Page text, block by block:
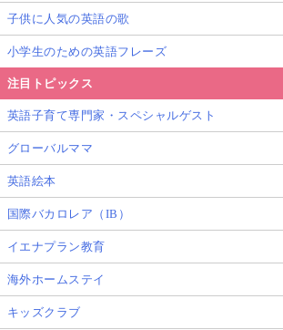
子供に人気の英語の歌
小学生のための英語フレーズ
注目トピックス
英語子育て専門家・スペシャルゲスト
グローバルママ
英語絵本
国際バカロレア（IB）
イエナプラン教育
海外ホームステイ
キッズクラブ